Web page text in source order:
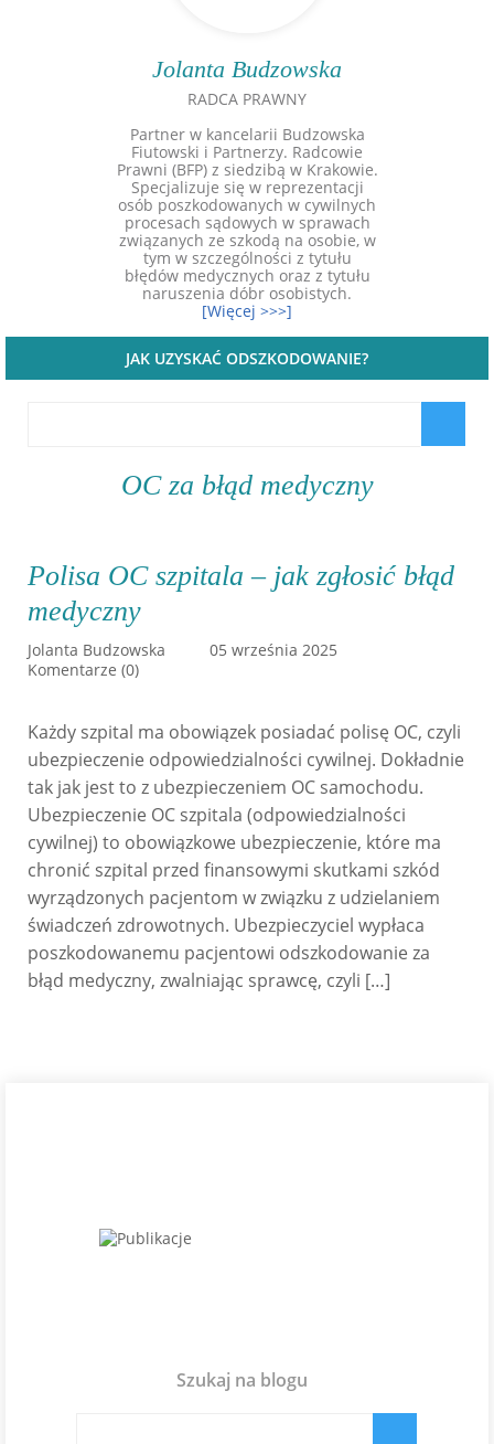
Jolanta Budzowska
RADCA PRAWNY
Partner w kancelarii Budzowska
Fiutowski i Partnerzy. Radcowie
Prawni (BFP) z siedzibą w Krakowie.
Specjalizuje się w reprezentacji
osób poszkodowanych w cywilnych
procesach sądowych w sprawach
związanych ze szkodą na osobie, w
tym w szczególności z tytułu
błędów medycznych oraz z tytułu
naruszenia dóbr osobistych.
[Więcej >>>]
JAK UZYSKAĆ ODSZKODOWANIE?
OC za błąd medyczny
Polisa OC szpitala – jak zgłosić błąd
medyczny
Jolanta Budzowska
05 września 2025
Komentarze (0)
Każdy szpital ma obowiązek posiadać polisę OC, czyli
ubezpieczenie odpowiedzialności cywilnej. Dokładnie
tak jak jest to z ubezpieczeniem OC samochodu.
Ubezpieczenie OC szpitala (odpowiedzialności
cywilnej) to obowiązkowe ubezpieczenie, które ma
chronić szpital przed finansowymi skutkami szkód
wyrządzonych pacjentom w związku z udzielaniem
świadczeń zdrowotnych. Ubezpieczyciel wypłaca
poszkodowanemu pacjentowi odszkodowanie za
błąd medyczny, zwalniając sprawcę, czyli […]
Szukaj na blogu